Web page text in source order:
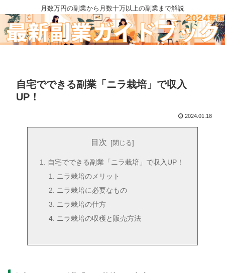
月数万円の副業から月数十万以上の副業まで解説
自宅でできる副業「ニラ栽培」で収入
UP！
2024.01.18
目次
自宅でできる副業「ニラ栽培」で収入UP！
ニラ栽培のメリット
ニラ栽培に必要なもの
ニラ栽培の仕方
ニラ栽培の収穫と販売方法